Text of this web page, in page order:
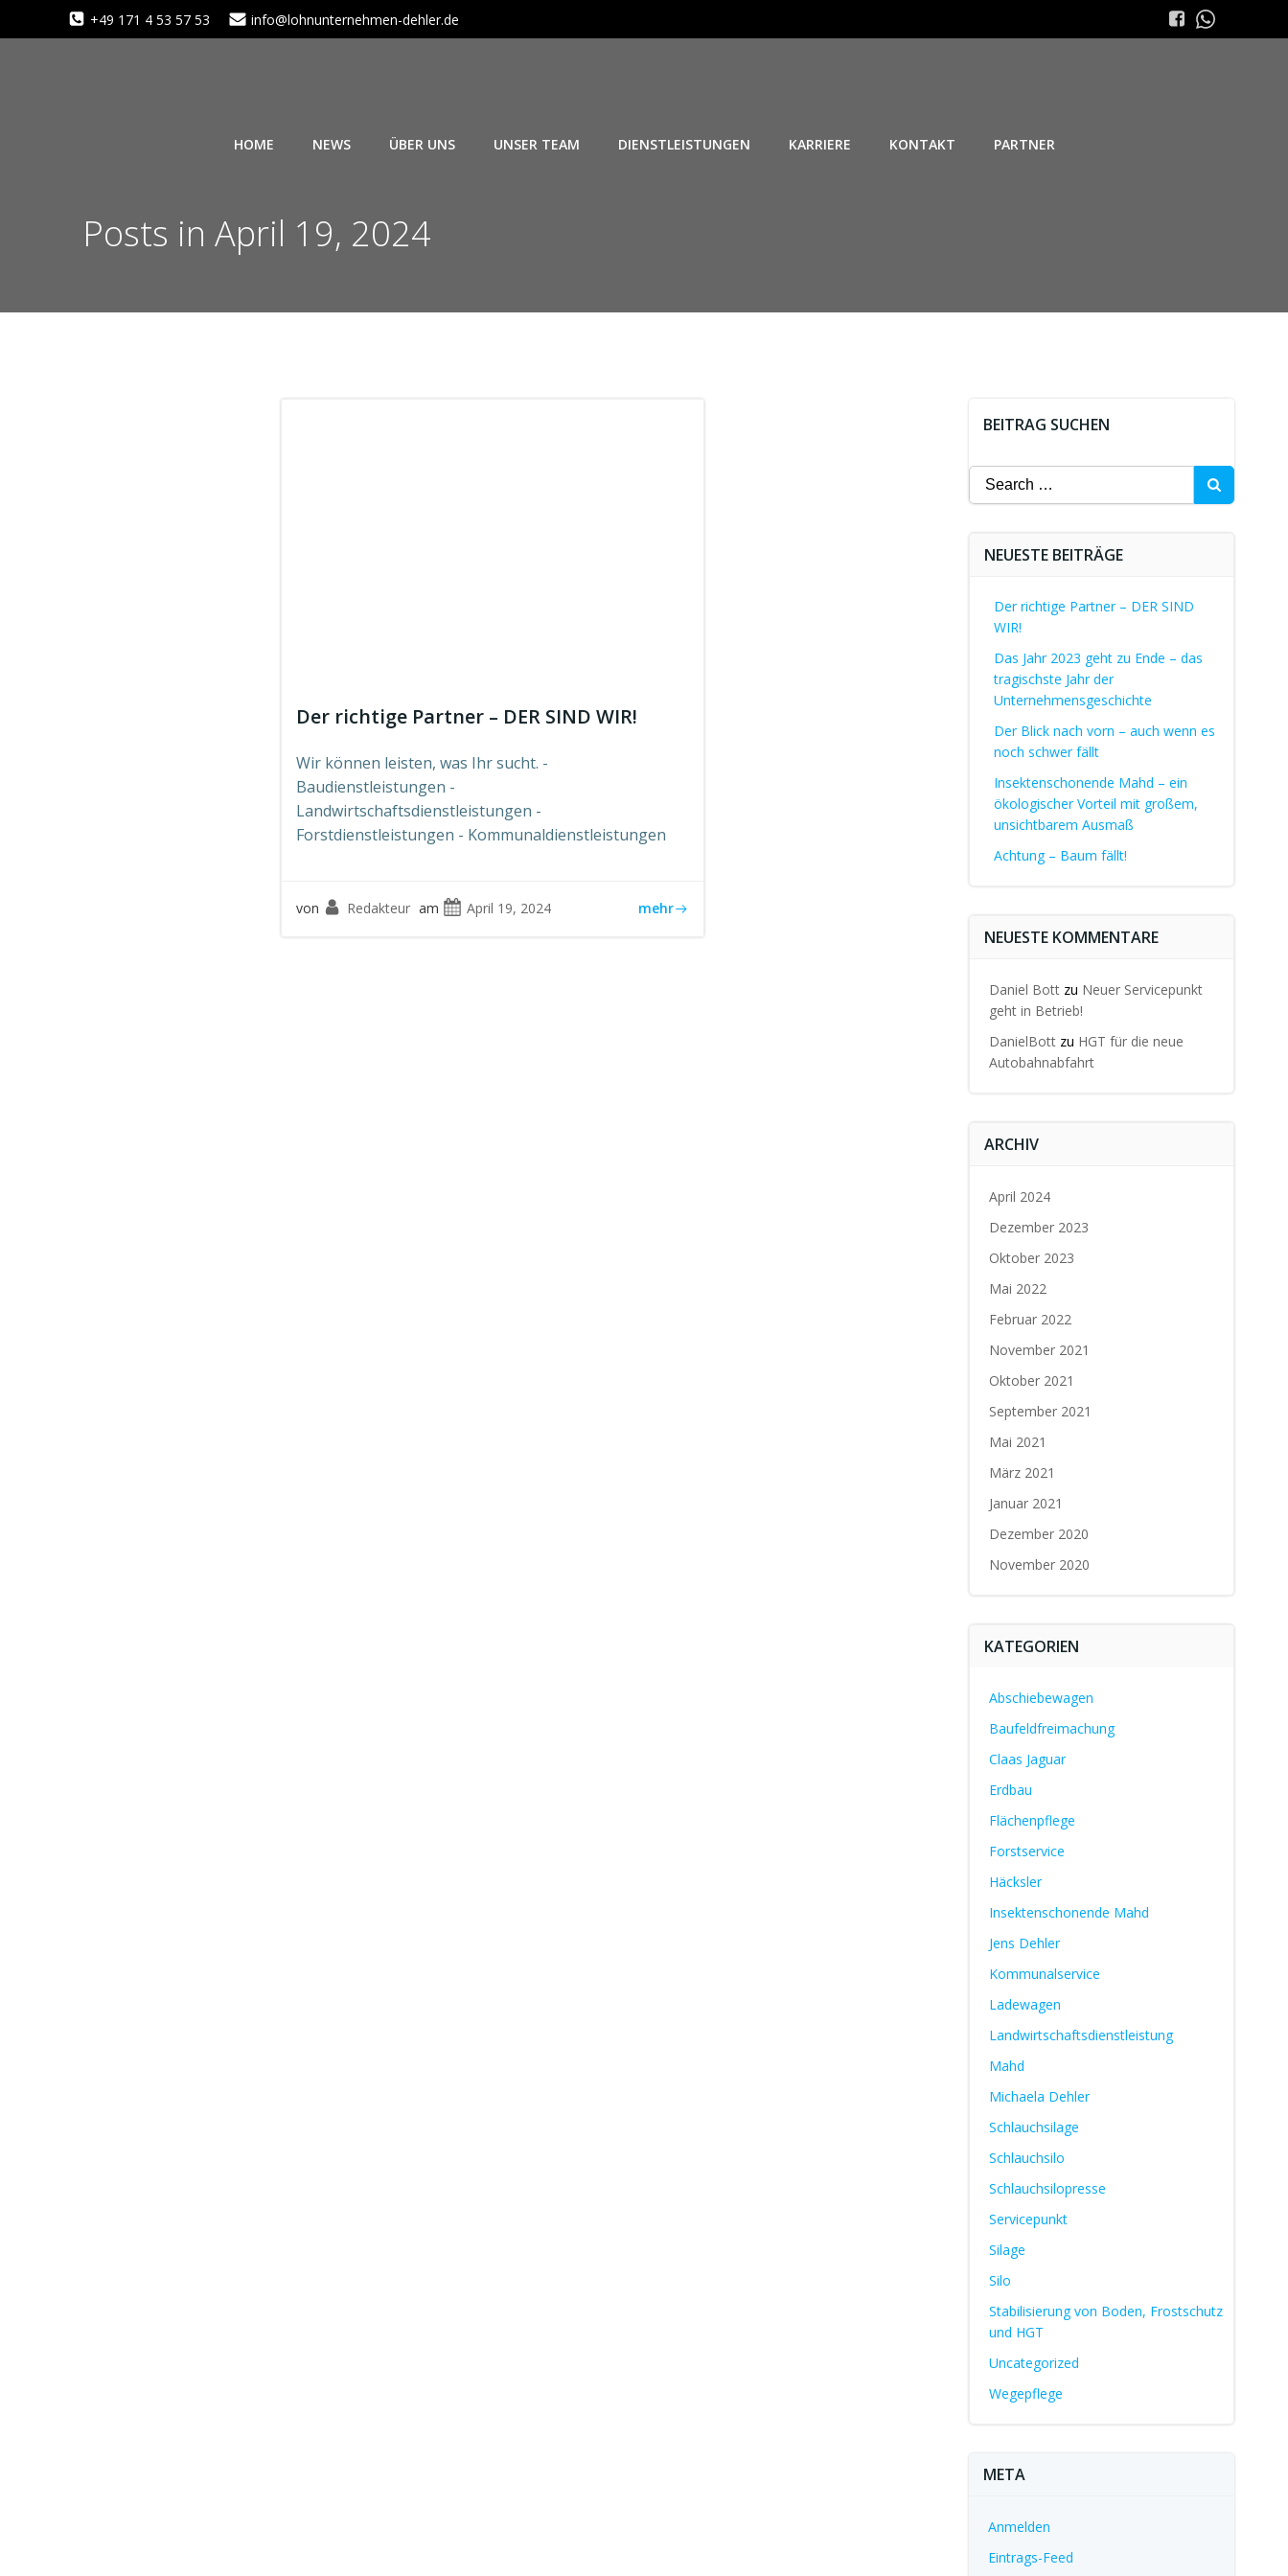
Inhalt
+49 171 4 53 57 53 info@lohnunternehmen-dehler.de
HOME NEWS ÜBER UNS UNSER TEAM DIENSTLEISTUNGEN KARRIERE KONTAKT PARTNER
Posts in April 19, 2024
Der richtige Partner – DER SIND WIR!
Wir können leisten, was Ihr sucht. -
Baudienstleistungen -
Landwirtschaftsdienstleistungen -
Forstdienstleistungen - Kommunaldienstleistungen
von Redakteur am April 19, 2024 mehr
BEITRAG SUCHEN
Search
for:
NEUESTE BEITRÄGE
Der richtige Partner – DER SIND
WIR!
Das Jahr 2023 geht zu Ende – das
tragischste Jahr der
Unternehmensgeschichte
Der Blick nach vorn – auch wenn es
noch schwer fällt
Insektenschonende Mahd – ein
ökologischer Vorteil mit großem,
unsichtbarem Ausmaß
Achtung – Baum fällt!
NEUESTE KOMMENTARE
Daniel Bottzu Neuer Servicepunkt
geht in Betrieb!
DanielBottzu HGT für die neue
Autobahnabfahrt
ARCHIV
April 2024
Dezember 2023
Oktober 2023
Mai 2022
Februar 2022
November 2021
Oktober 2021
September 2021
Mai 2021
März 2021
Januar 2021
Dezember 2020
November 2020
KATEGORIEN
Abschiebewagen
Baufeldfreimachung
Claas Jaguar
Erdbau
Flächenpflege
Forstservice
Häcksler
Insektenschonende Mahd
Jens Dehler
Kommunalservice
Ladewagen
Landwirtschaftsdienstleistung
Mahd
Michaela Dehler
Schlauchsilage
Schlauchsilo
Schlauchsilopresse
Servicepunkt
Silage
Silo
Stabilisierung von Boden, Frostschutz
und HGT
Uncategorized
Wegepflege
META
Anmelden
Eintrags-Feed